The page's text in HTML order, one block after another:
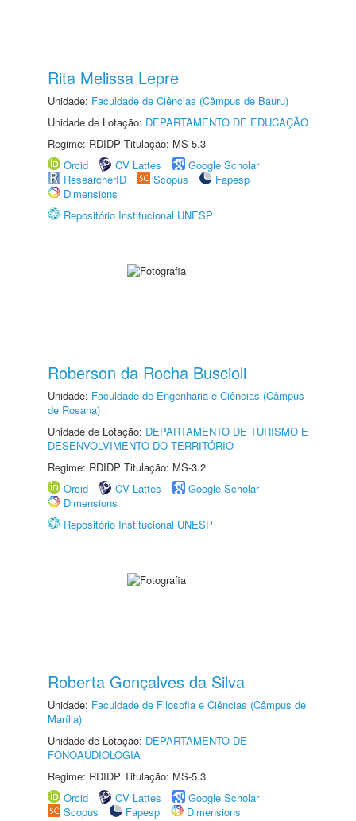
Rita Melissa Lepre
Unidade: Faculdade de Ciências (Câmpus de Bauru)
Unidade de Lotação: DEPARTAMENTO DE EDUCAÇÃO
Regime: RDIDP Titulação: MS-5.3
Orcid
CV Lattes
Google Scholar
ResearcherID
Scopus
Fapesp
Dimensions
Repositório Institucional UNESP
Roberson da Rocha Buscioli
Unidade: Faculdade de Engenharia e Ciências (Câmpus
de Rosana)
Unidade de Lotação: DEPARTAMENTO DE TURISMO E
DESENVOLVIMENTO DO TERRITÓRIO
Regime: RDIDP Titulação: MS-3.2
Orcid
CV Lattes
Google Scholar
Dimensions
Repositório Institucional UNESP
Roberta Gonçalves da Silva
Unidade: Faculdade de Filosofia e Ciências (Câmpus de
Marília)
Unidade de Lotação: DEPARTAMENTO DE
FONOAUDIOLOGIA
Regime: RDIDP Titulação: MS-5.3
Orcid
CV Lattes
Google Scholar
Scopus
Fapesp
Dimensions